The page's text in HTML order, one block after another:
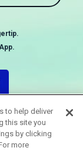
to help deliver
this site you
by clicking
more